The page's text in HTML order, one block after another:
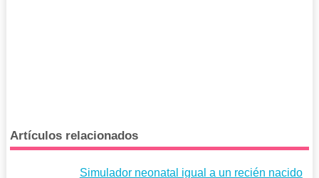
Artículos relacionados
Simulador neonatal igual a un recién nacido